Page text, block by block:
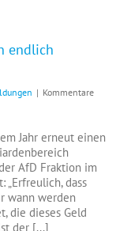
endlich
| Kommentare
Jahr erneut einen
AfD Fraktion im
„Erfreulich, dass
wann werden
die dieses Geld
der [...]